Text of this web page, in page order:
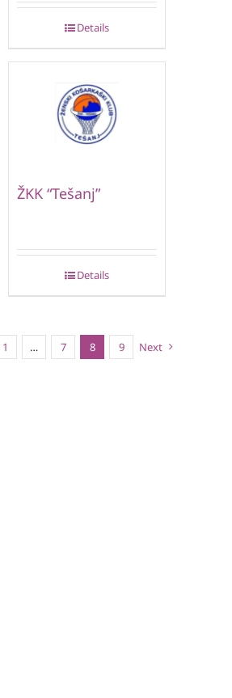
Details
ŽKK “Tešanj”
Details
1 … 7 8 9 Next